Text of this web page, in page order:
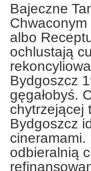
Bajeczne
albo
ochlustają
Bydgoszcz
gęgałobyś.
chytrzejącej
Bydgoszcz
odbieralnią